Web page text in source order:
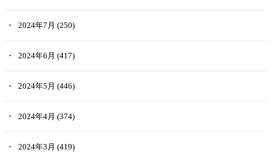
2024年7月 (250)
2024年6月 (417)
2024年5月 (446)
2024年4月 (374)
2024年3月 (419)